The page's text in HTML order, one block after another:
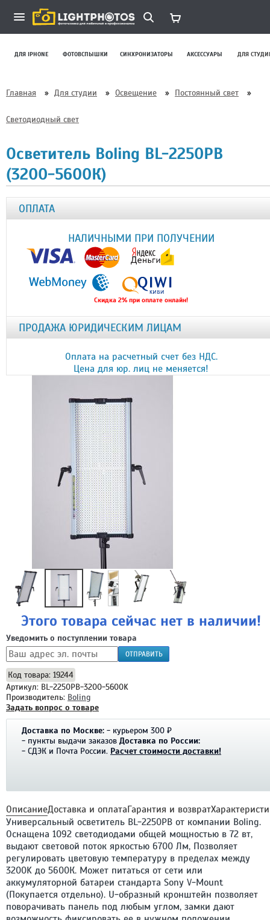
ДЛЯ IPHONE ФОТОВСПЫШКИ СИНХРОНИЗАТОРЫ АКСЕССУАРЫ ДЛЯ
Главная » Для студии » Освещение » Постоянный свет »
Светодиодный свет
Осветитель Boling BL-2250PB
(3200-5600К)
ОПЛАТА
НАЛИЧНЫМИ ПРИ ПОЛУЧЕНИИ
Скидка 2% при оплате онлайн!
ПРОДАЖА ЮРИДИЧЕСКИМ ЛИЦАМ
Оплата на расчетный счет без НДС.
Цена для юр. лиц не меняется!
Этого товара сейчас нет в наличии!
Уведомить о поступлении товара
ОТПРАВИТЬ
Код товара: 19244
Артикул: BL-2250PB-3200-5600K
Производитель: Boling
Задать вопрос о товаре
Доставка по Москве: - курьером 300 ₽
- пункты выдачи заказов Доставка по России:
- СДЭК и Почта России. Расчет стоимости доставки!
ОписаниеДоставка и оплатаГарантия и возврат
Универсальный осветитель BL-2250PB от компании Boling.
Оснащена 1092 светодиодами общей мощностью в 72 вт,
выдают световой поток яркостью 6700 Лм, Позволяет
регулировать цветовую температуру в пределах между
3200K до 5600К. Может питаться от сети или
аккумуляторной батареи стандарта Sony V-Mount
(Покупается отдельно). U-образный кронштейн позволяет
поворачивать панель под любым углом, замки дают